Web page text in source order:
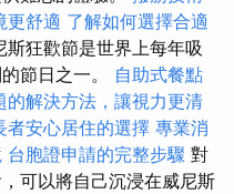
更舒適 了解如何選擇合適
斯狂歡節是世界上每年吸
節日之一。 自助式餐點
的解決方法，讓視力更清
者安心居住的選擇 專業消
台胞證申請的完整步驟 對
可以將自己沉浸在威尼斯